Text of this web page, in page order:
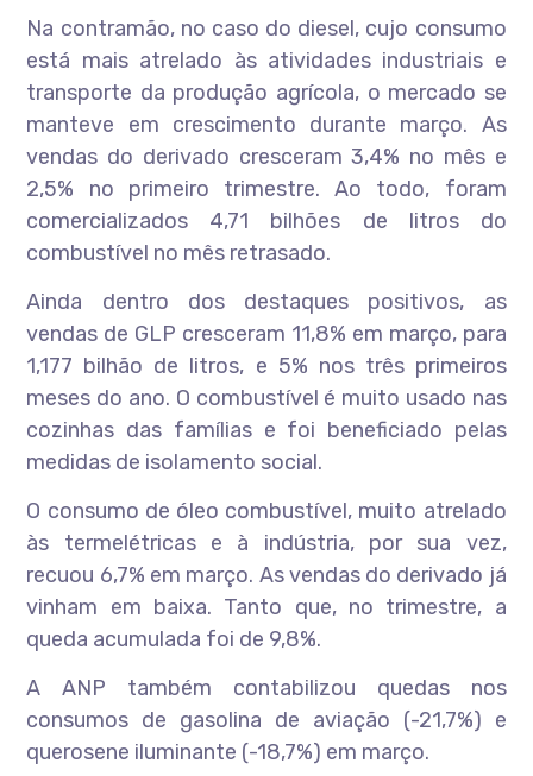
Na contramão, no caso do diesel, cujo consumo
está mais atrelado às atividades industriais e
transporte da produção agrícola, o mercado se
manteve em crescimento durante março. As
vendas do derivado cresceram 3,4% no mês e
2,5% no primeiro trimestre. Ao todo, foram
comercializados 4,71 bilhões de litros do
combustível no mês retrasado.
Ainda dentro dos destaques positivos, as
vendas de GLP cresceram 11,8% em março, para
1,177 bilhão de litros, e 5% nos três primeiros
meses do ano. O combustível é muito usado nas
cozinhas das famílias e foi beneficiado pelas
medidas de isolamento social.
O consumo de óleo combustível, muito atrelado
às termelétricas e à indústria, por sua vez,
recuou 6,7% em março. As vendas do derivado já
vinham em baixa. Tanto que, no trimestre, a
queda acumulada foi de 9,8%.
A ANP também contabilizou quedas nos
consumos de gasolina de aviação (-21,7%) e
querosene iluminante (-18,7%) em março.